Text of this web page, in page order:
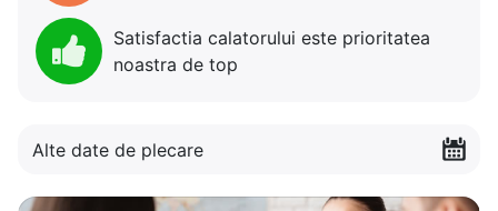
Satisfactia calatorului este prioritatea
noastra de top
Alte date de plecare